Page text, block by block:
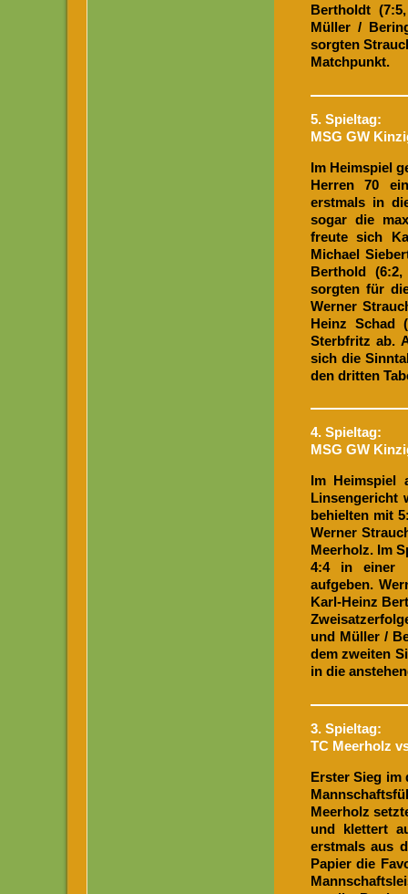
Bertholdt
Müller /
sorgten
Matchpunkt.
5. Spieltag:
MSG GW
Im Heimspiel
Herren 70
erstmals in
sogar die
freute sich
Michael
Berthold
sorgten für
Werner
Heinz Schad
Sterbfritz ab.
sich die
den dritten
4. Spieltag:
MSG GW
Im Heimspiel
Linsengericht
behielten mit
Werner
Meerholz. Im
4:4 in einer
aufgeben.
Karl-Heinz
und Müller /
dem zweiten
in die
3. Spieltag:
TC Meerholz
Erster Sieg im
Meerholz
und klettert
erstmals aus
Papier die